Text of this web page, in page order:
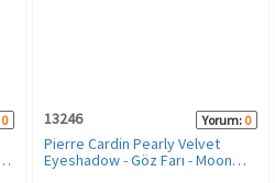
0 13246 Yorum: 0
Pierre Cardin Pearly Velvet
Eyeshadow - Göz Farı - Moon